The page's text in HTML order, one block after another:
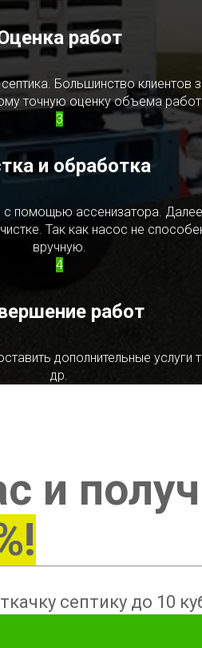
работ
Большинство
точную оценку объема
3
и обработка
помощью ассенизатора.
Так как насос не
вручную.
4
работ
дополнительные услуги
др.
и
септику до 10